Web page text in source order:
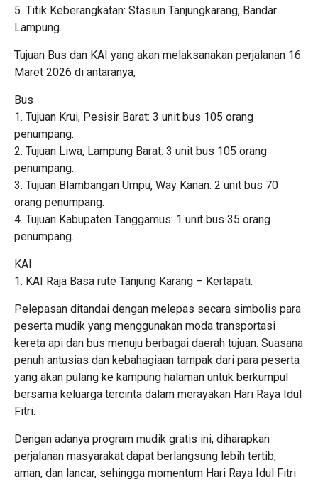
5. Titik Keberangkatan: Stasiun Tanjungkarang, Bandar
Lampung.
Tujuan Bus dan KAI yang akan melaksanakan perjalanan 16
Maret 2026 di antaranya,
Bus
1. Tujuan Krui, Pesisir Barat: 3 unit bus 105 orang
penumpang.
2. Tujuan Liwa, Lampung Barat: 3 unit bus 105 orang
penumpang.
3. Tujuan Blambangan Umpu, Way Kanan: 2 unit bus 70
orang penumpang.
4. Tujuan Kabupaten Tanggamus: 1 unit bus 35 orang
penumpang.
KAI
1. KAI Raja Basa rute Tanjung Karang – Kertapati.
Pelepasan ditandai dengan melepas secara simbolis para
peserta mudik yang menggunakan moda transportasi
kereta api dan bus menuju berbagai daerah tujuan. Suasana
penuh antusias dan kebahagiaan tampak dari para peserta
yang akan pulang ke kampung halaman untuk berkumpul
bersama keluarga tercinta dalam merayakan Hari Raya Idul
Fitri.
Dengan adanya program mudik gratis ini, diharapkan
perjalanan masyarakat dapat berlangsung lebih tertib,
aman, dan lancar, sehingga momentum Hari Raya Idul Fitri